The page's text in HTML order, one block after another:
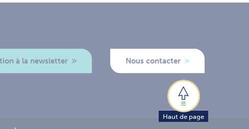
Haut de page
à la newsletter Nous contacter